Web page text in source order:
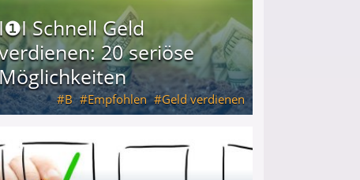
Schnell Geld
20 seriöse
B Empfohlen Geld verdienen